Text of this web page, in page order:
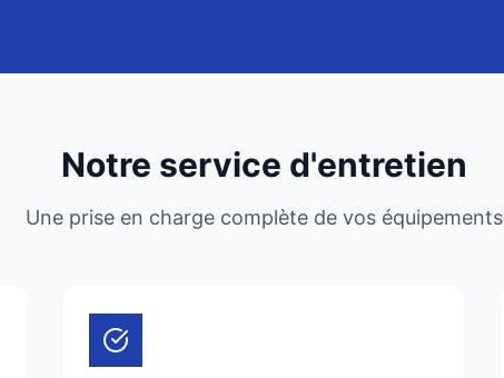
Notre service d'entretien
Une prise en charge complète de vos équipements